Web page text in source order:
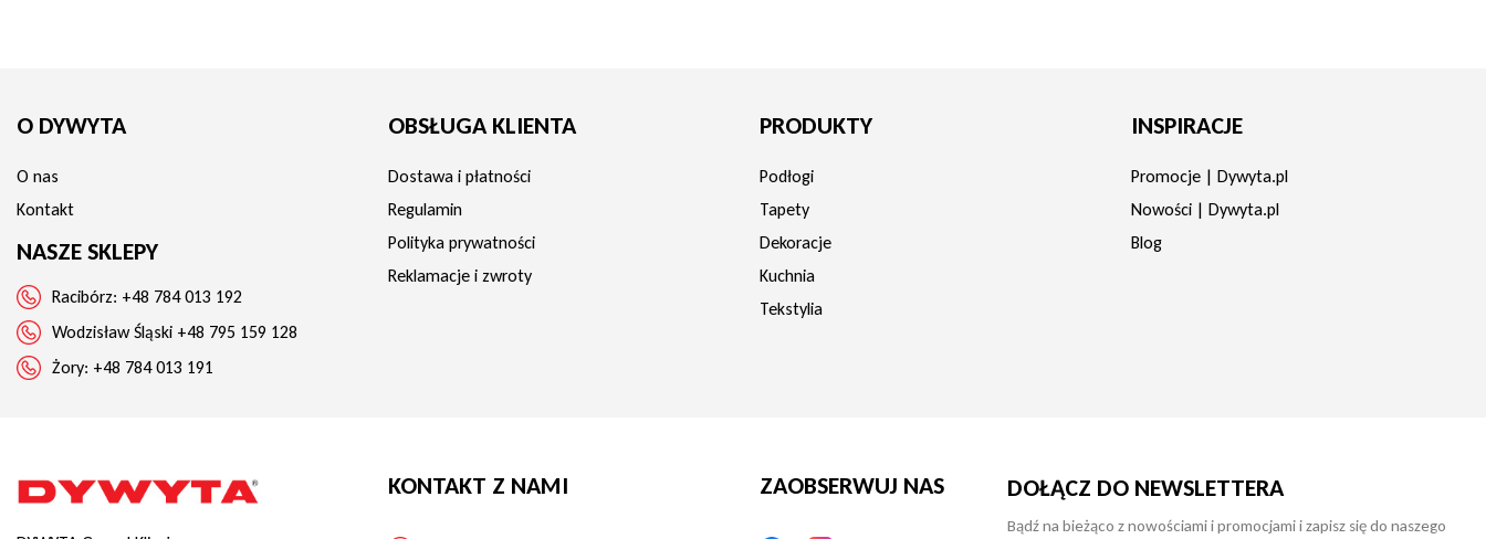
O DYWYTA
O nas
Kontakt
NASZE SKLEPY
Racibórz: +48 784 013 192
Wodzisław Śląski +48 795 159 128
Żory: +48 784 013 191
OBSŁUGA KLIENTA
Dostawa i płatności
Regulamin
Polityka prywatności
Reklamacje i zwroty
PRODUKTY
Podłogi
Tapety
Dekoracje
Kuchnia
Tekstylia
INSPIRACJE
Promocje | Dywyta.pl
Nowości | Dywyta.pl
Blog
KONTAKT Z NAMI ZAOBSERWUJ NAS DOŁĄCZ DO NEWSLETTERA
Bądź na bieżąco z nowościami i promocjami i zapisz się do naszego